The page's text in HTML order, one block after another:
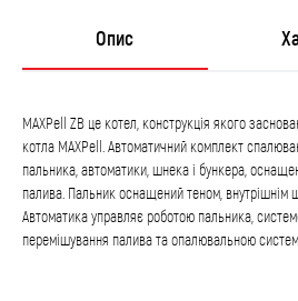
Опис
MAXPell ZB це котел, конструкція якого
котла MAXPell. Автоматичний комплект
пальника, автоматики, шнека і бункера,
палива. Пальник оснащений теном, внутрішнім
Автоматика управляє роботою пальника,
перемішування палива та опалювальною